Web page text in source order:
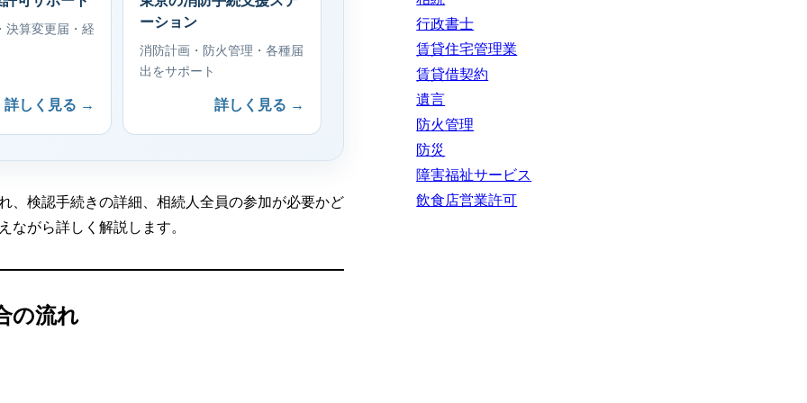
決算変更届・経
詳しく見る →
ーション
消防計画・防火管理・各種届
出をサポート
詳しく見る →
、検認手続きの詳細、相続人全員の参加が必要かど
ながら詳しく解説します。
の流れ
行政書士
賃貸住宅管理業
賃貸借契約
遺言
防火管理
防災
障害福祉サービス
飲食店営業許可